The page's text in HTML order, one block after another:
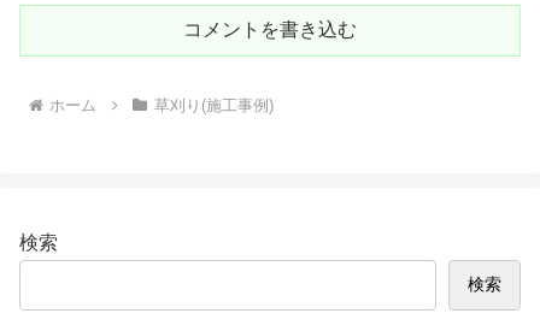
コメントを書き込む
ホーム 草刈り(施工事例)
検索
検索